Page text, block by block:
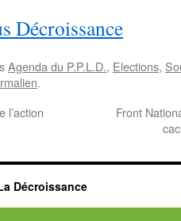
Décroissance
Agenda du P.P.L.D., Elections,
.
l’action
Front
Décroissance